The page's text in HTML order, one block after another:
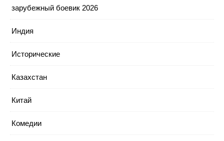
зарубежный боевик 2026
Индия
Исторические
Казахстан
Китай
Комедии